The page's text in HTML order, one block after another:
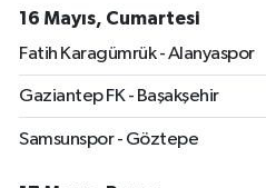
16 Mayıs, Cumartesi
Fatih Karagümrük - Alanyaspor
Gaziantep FK - Başakşehir
Samsunspor - Göztepe